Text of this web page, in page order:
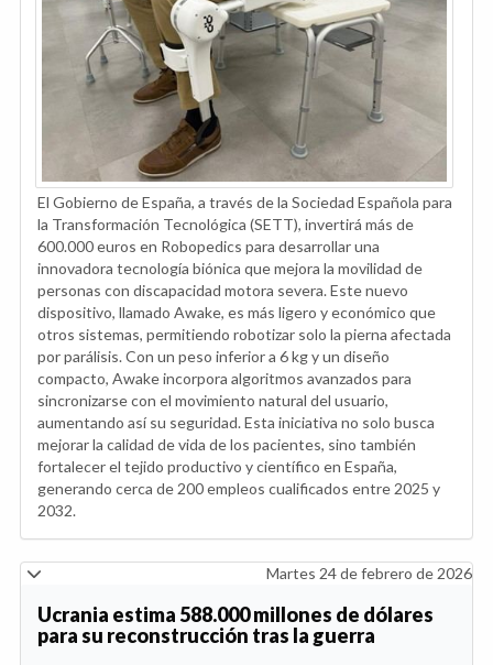
El Gobierno de España, a través de la Sociedad Española para
la Transformación Tecnológica (SETT), invertirá más de
600.000 euros en Robopedics para desarrollar una
innovadora tecnología biónica que mejora la movilidad de
personas con discapacidad motora severa. Este nuevo
dispositivo, llamado Awake, es más ligero y económico que
otros sistemas, permitiendo robotizar solo la pierna afectada
por parálisis. Con un peso inferior a 6 kg y un diseño
compacto, Awake incorpora algoritmos avanzados para
sincronizarse con el movimiento natural del usuario,
aumentando así su seguridad. Esta iniciativa no solo busca
mejorar la calidad de vida de los pacientes, sino también
fortalecer el tejido productivo y científico en España,
generando cerca de 200 empleos cualificados entre 2025 y
2032.
Martes 24 de febrero de 2026
Ucrania estima 588.000 millones de dólares
para su reconstrucción tras la guerra